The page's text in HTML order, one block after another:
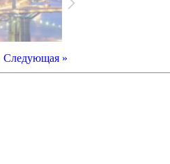
Следующая »